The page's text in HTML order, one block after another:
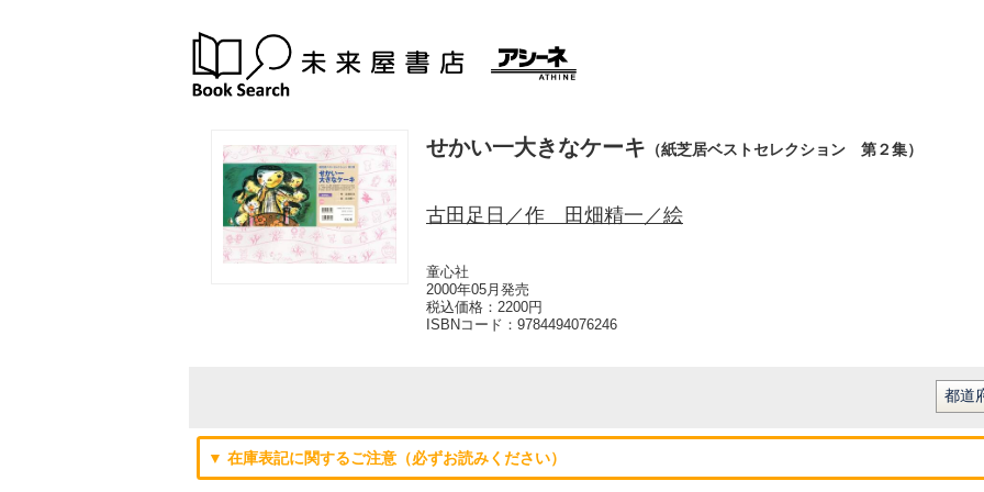
せかい一大きなケーキ （紙芝居ベストセレクション 第２集）
古田足日／作 田畑精一／絵
童心社
2000年05月発売
税込価格：2200円
ISBNコード： 9784494076246
▼ 在庫表記に関するご注意（必ずお読みください）